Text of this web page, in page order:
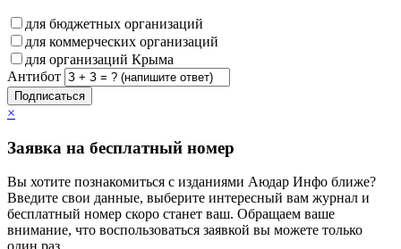
для бюджетных организаций
для коммерческих организаций
для организаций Крыма
Антибот
Подписаться
×
Заявка на бесплатный номер
Вы хотите познакомиться с изданиями Аюдар Инфо ближе?
Введите свои данные, выберите интересный вам журнал и
бесплатный номер скоро станет ваш. Обращаем ваше
внимание, что воспользоваться заявкой вы можете только